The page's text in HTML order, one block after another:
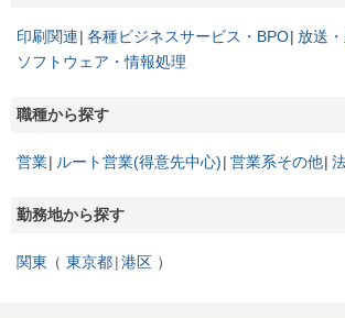
印刷関連 各種ビジネスサービス・BPO 放送
ソフトウェア・情報処理
職種から探す
営業 ルート営業(得意先中心) 営業系その他
勤務地から探す
関東 東京都 港区